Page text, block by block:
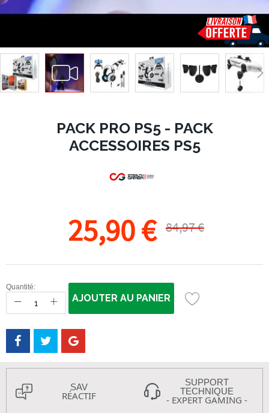
PACK PRO PS5 - PACK
ACCESSOIRES PS5
25,90 € 84,97 €
Quantité:
AJOUTER AU PANIER
SAV
RÉACTIF
SUPPORT
TECHNIQUE
- EXPERT GAMING -